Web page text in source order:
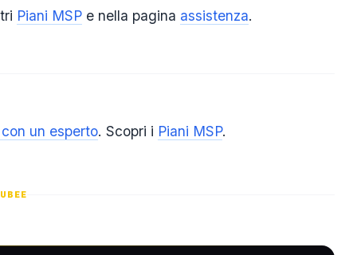
Piani MSP e nella pagina assistenza.
con un esperto. Scopri i Piani MSP.